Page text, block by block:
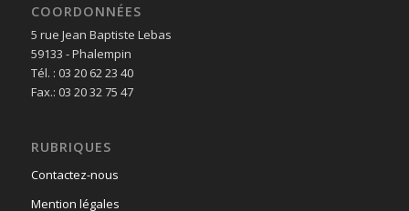
COORDONNÉES
5 rue Jean Baptiste Lebas
59133 - Phalempin
Tél. : 03 20 62 23 40
Fax.: 03 20 32 75 47
RUBRIQUES
Contactez-nous
Mention légales